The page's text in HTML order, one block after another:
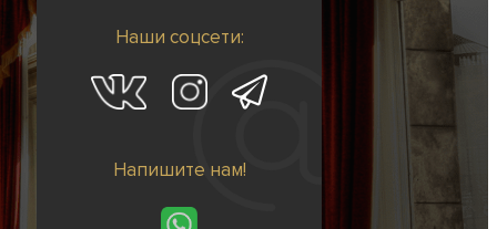
Наши соцсети:
Напишите нам!